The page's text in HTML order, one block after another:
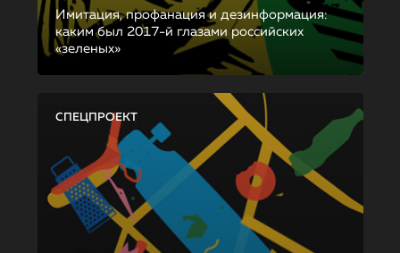
Имитация, профанация и дезинформация:
каким был 2017-й глазами российских
«зеленых»
СПЕЦПРОЕКТ